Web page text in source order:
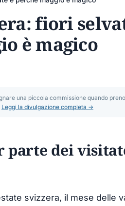
fiori
è magico
una piccola commissione quando
Leggi la divulgazione completa →
parte dei
svizzera, il mese delle